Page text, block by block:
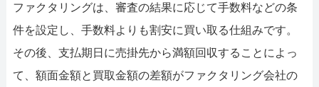
ファクタリングは、審査の結果に応じて手数料などの条
件を設定し、手数料よりも割安に買い取る仕組みです。
その後、支払期日に売掛先から満額回収することによっ
て、額面金額と買取金額の差額がファクタリング会社の